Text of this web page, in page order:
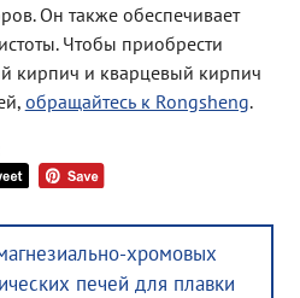
Он также обеспечивает
Чтобы приобрести
кирпич и кварцевый кирпич
обращайтесь к Rongsheng.
хромовых
печей для плавки